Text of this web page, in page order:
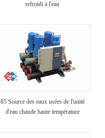
refroidi à l'eau
85 Source des eaux usées de l'unité
d'eau chaude haute température